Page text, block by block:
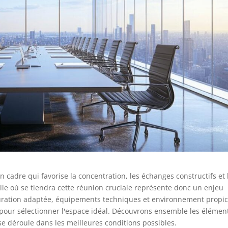
cadre qui favorise la concentration, les échanges constructifs et
où se tiendra cette réunion cruciale représente donc un enjeu
adaptée, équipements techniques et environnement
sélectionner l'espace idéal. Découvrons ensemble les
déroule dans les meilleures conditions possibles.